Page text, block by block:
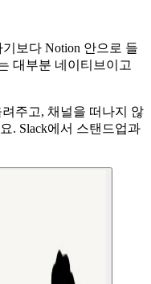
보다 Notion 안으로 들
대부분 네이티브이고
주고, 채널을 떠나지 않
. Slack에서 스탠드업과